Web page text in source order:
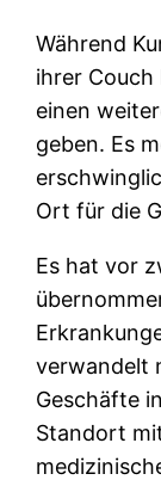
Während
ihrer Couch
einen
geben. Es
Ort für die
Es hat vor
verwandelt
Geschäfte
Standort